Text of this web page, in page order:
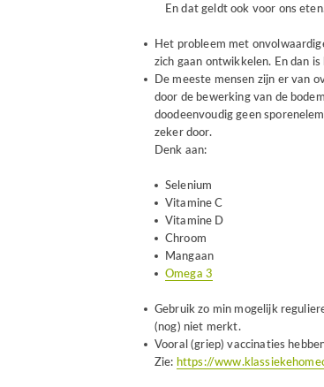
En dat geldt ook voor ons
Het probleem met
zich gaan ontwikkelen. En dan
De meeste mensen zijn er van
door de bewerking van de
doodeenvoudig geen
zeker door.
Denk aan:
Selenium
Vitamine C
Vitamine D
Chroom
Mangaan
Omega 3
Gebruik zo min mogelijk
(nog) niet merkt.
Vooral (griep) vaccinaties
Zie: https://